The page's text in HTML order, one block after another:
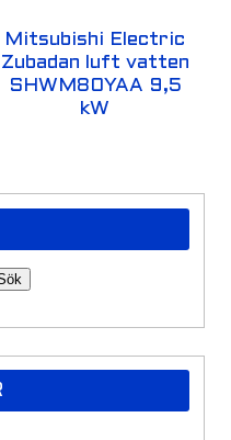
Mitsubishi Electric
Zubadan luft vatten
SHWM80YAA 9,5
kW